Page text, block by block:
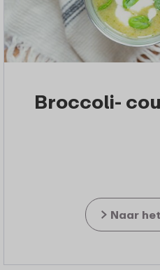
Broccoli-
Naar